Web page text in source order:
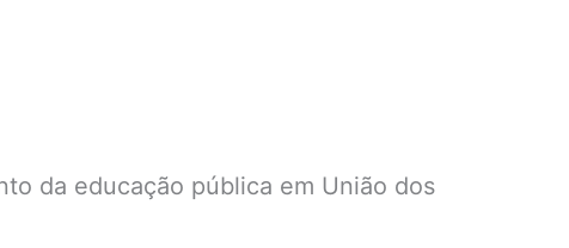
da educação pública em União dos